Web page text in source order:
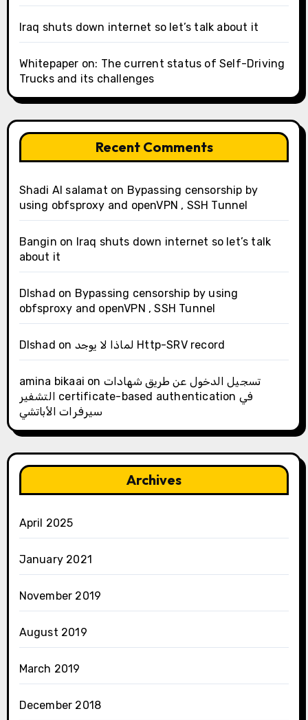
Iraq shuts down internet so let’s talk about it
Whitepaper on: The current status of Self-Driving
Trucks and its challenges
Recent Comments
Shadi Al salamat on Bypassing censorship by
using obfsproxy and openVPN , SSH Tunnel
Bangin on Iraq shuts down internet so let’s talk
about it
Dlshad on Bypassing censorship by using
obfsproxy and openVPN , SSH Tunnel
Dlshad on لماذا لا يوجد Http-SRV record
amina bikaai on تسجيل الدخول عن طريق شهادات
التشفير certificate-based authentication في
سيرفرات الأباتشي
Archives
April 2025
January 2021
November 2019
August 2019
March 2019
December 2018